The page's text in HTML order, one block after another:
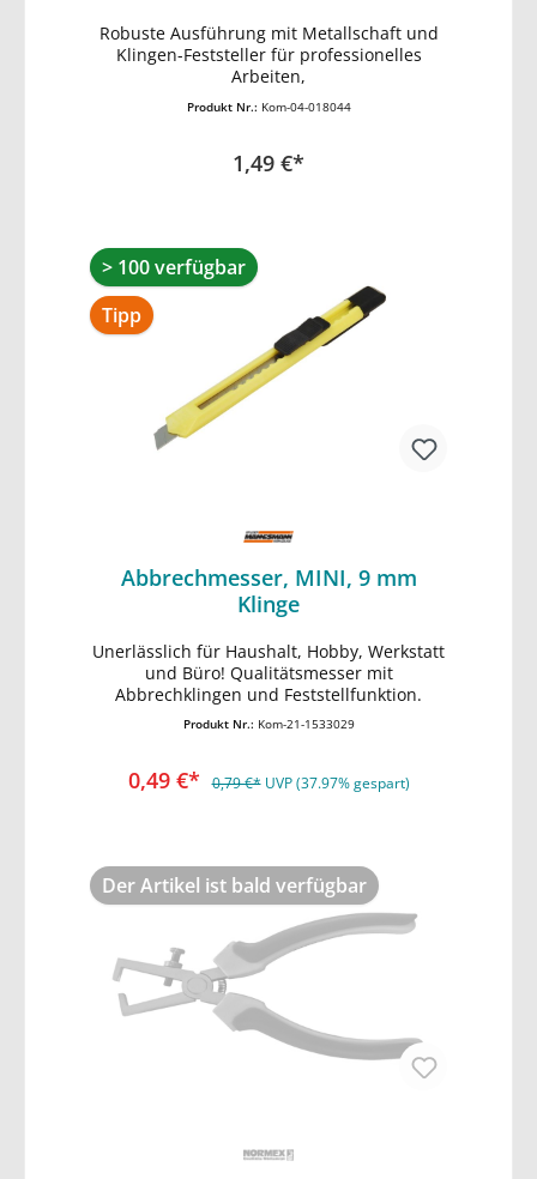
Robuste Ausführung mit Metallschaft und
Klingen-Feststeller für professionelles
Arbeiten,
Produkt Nr.: Kom-04-018044
1,49 €*
In den Warenkorb
> 100 verfügbar
Tipp
Abbrechmesser, MINI, 9 mm
Klinge
Unerlässlich für Haushalt, Hobby, Werkstatt
und Büro! Qualitätsmesser mit
Abbrechklingen und Feststellfunktion.
Produkt Nr.: Kom-21-1533029
0,49 €* 0,79 €* UVP (37.97% gespart)
In den Warenkorb
Der Artikel ist bald verfügbar